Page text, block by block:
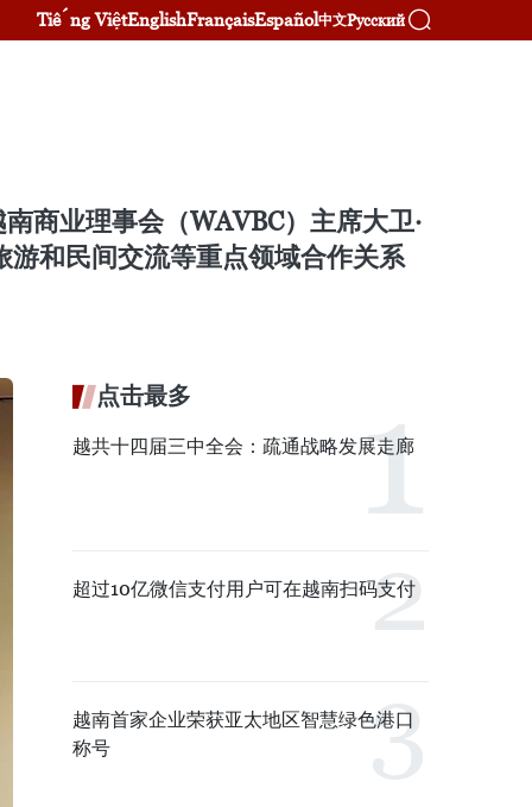
Tiếng ViệtEnglishFrançaisEspañol中文Русский
商业理事会（WAVBC）主席大卫·
和民间交流等重点领域合作关系
点击最多
越共十四届三中全会：疏通战略发展走廊
超过10亿微信支付用户可在越南扫码支付
越南首家企业荣获亚太地区智慧绿色港口
称号